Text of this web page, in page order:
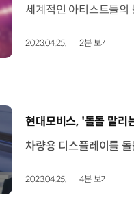
2023.04.25. 2분 보기
[동영상]
현대모비스, '돌돌 말리
2023.04.25. 4분 보기